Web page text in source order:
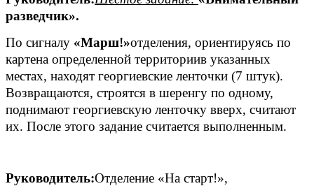
разведчик».
По сигналу «Марш!»отделения, ориентируясь по
картена определенной территориив указанных
местах, находят георгиевские ленточки (7 штук).
Возвращаются, строятся в шеренгу по одному,
поднимают георгиевскую ленточку вверх, считают
их. После этого задание считается выполненным.
Руководитель:Отделение «На старт!»,